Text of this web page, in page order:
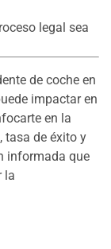
legal sea
de coche en
impactar en
en la
tasa de éxito y
informada que
la